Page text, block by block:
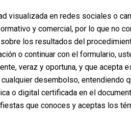
visualizada en redes sociales o
y comercial, por lo que no
los resultados del
o continuar con el formulario,
veraz y oportuna, y que acepta
desembolso, entendiendo
o digital certificada en el
que conoces y aceptas los